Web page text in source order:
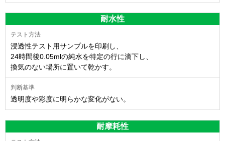
耐水性
浸透性テスト用サンプルを印刷し、
24時間後0.05mlの純水を特定の行に滴下し、
換気のない場所に置いて乾かす。
透明度や彩度に明らかな変化がない。
耐摩耗性